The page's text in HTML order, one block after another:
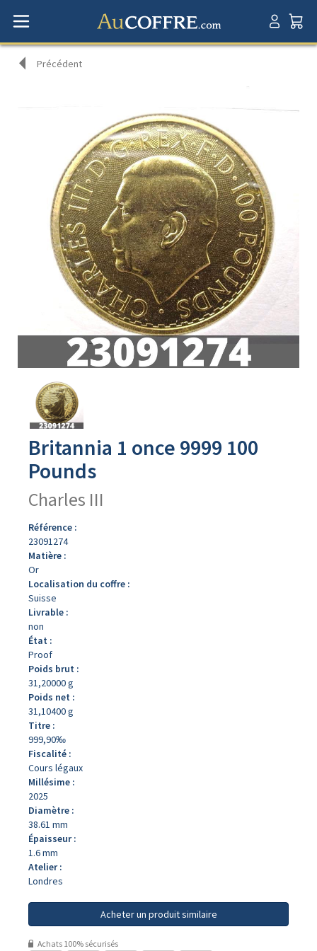
Précédent
produit
Britannia 1 once 9999 100
Pounds
Charles III
Référence :
23091274
Matière :
Or
Localisation du coffre :
Suisse
Livrable :
non
État :
Proof
Poids brut :
31,20000 g
Poids net :
31,10400 g
Titre :
999,90‰
Fiscalité :
Cours légaux
Millésime :
2025
Diamètre :
38.61 mm
Épaisseur :
1.6 mm
Atelier :
Londres
Acheter un produit similaire
Achats 100% sécurisés